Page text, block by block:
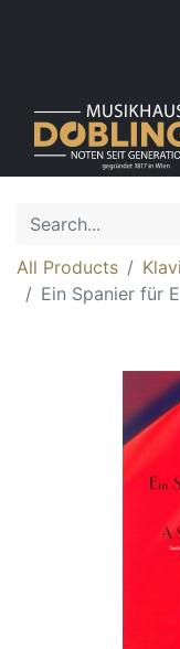
All Products
Ein Spanier für